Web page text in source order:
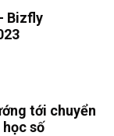
Bizfly
tới chuyển
số